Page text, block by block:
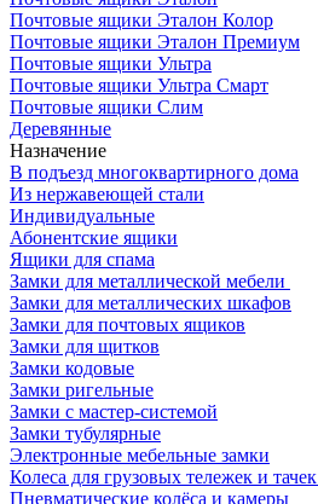
Почтовые ящики Эталон Колор
Почтовые ящики Эталон Премиум
Почтовые ящики Ультра
Почтовые ящики Ультра Смарт
Почтовые ящики Слим
Деревянные
Назначение
В подъезд многоквартирного дома
Из нержавеющей стали
Индивидуальные
Абонентские ящики
Ящики для спама
Замки для металлической мебели
Замки для металлических шкафов
Замки для почтовых ящиков
Замки для щитков
Замки кодовые
Замки ригельные
Замки с мастер-системой
Замки тубулярные
Электронные мебельные замки
Колеса для грузовых тележек и тачек
Пневматические колёса и камеры